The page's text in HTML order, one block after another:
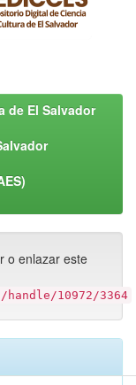
de El Salvador
o enlazar este
10972/3364